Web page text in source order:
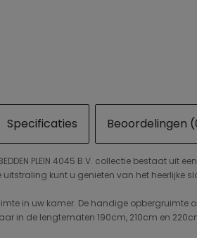
Specificaties Beoordelingen
PLEIN 4045 B.V. collectie bestaat
kunt u genieten van het
in uw kamer. De handige
in de lengtematen 190cm, 210cm en